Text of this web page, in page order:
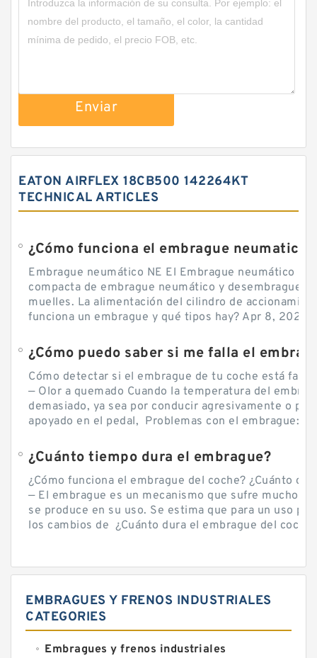
Enviar
EATON AIRFLEX 18CB500 142264KT
TECHNICAL ARTICLES
¿Cómo funciona el embrague neumatico?
Embrague neumático NE El Embrague neumático
compacta de embrague neumático y desembrague
muelles. La alimentación del cilindro de
funciona un embrague y qué tipos hay? Apr 8, 2020
Cómo detectar si el embrague de tu coche está
— Olor a quemado Cuando la temperatura del
demasiado, ya sea por conducir agresivamente o
apoyado en el pedal, Problemas con el embrague:
¿Cuánto tiempo dura el embrague?
¿Cómo funciona el embrague del coche? ¿Cuánto
— El embrague es un mecanismo que sufre mucho
se produce en su uso. Se estima que para un uso
los cambios de ¿Cuánto dura el embrague del
EMBRAGUES Y FRENOS INDUSTRIALES
CATEGORIES
Embragues y frenos industriales